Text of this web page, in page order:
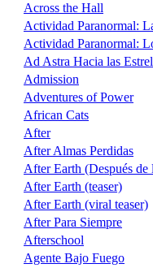
Across the Hall
Actividad Paranormal:
Actividad Paranormal:
Ad Astra Hacia las
Admission
Adventures of Power
African Cats
After
After Almas Perdidas
After Earth (Después de
After Earth (teaser)
After Earth (viral teaser)
After Para Siempre
Afterschool
Agente Bajo Fuego